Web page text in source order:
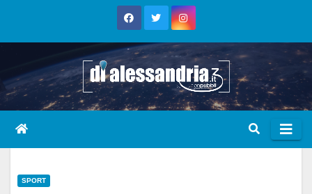
SPORT